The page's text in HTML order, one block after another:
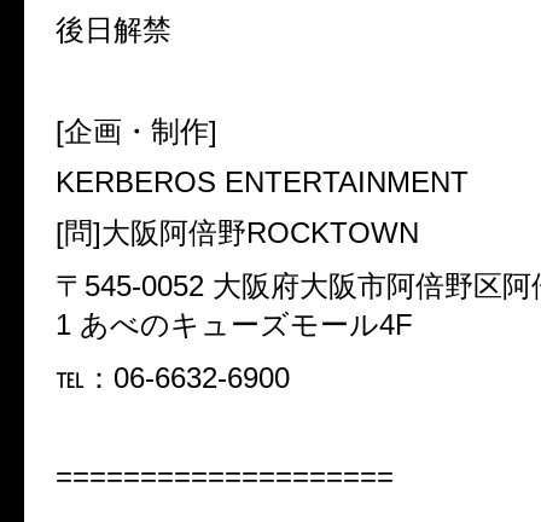
後日解禁
[企画・制作]
KERBEROS ENTERTAINMENT
[問]大阪阿倍野ROCKTOWN
〒545-0052 大阪府大阪市阿倍野区
1 あべのキューズモール4F
℡：06-6632-6900
====================